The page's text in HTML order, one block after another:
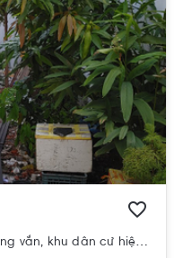
Đất nền diện tích 4m x 20m vuông vắn, khu dân cư hiện hữu.